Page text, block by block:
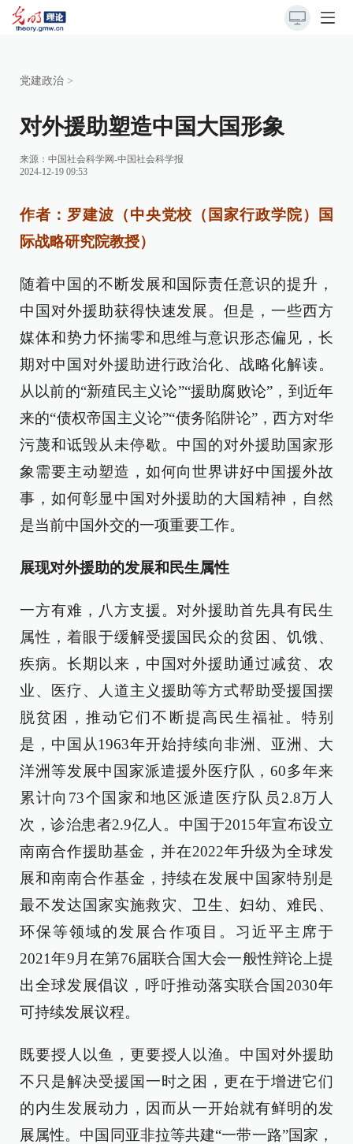
党建政治 >
对外援助塑造中国大国形象
来源： 中国社会科学网-中国社会科学报
2024-12-19 09:53
作者：罗建波（中央党校（国家行政学院）国
际战略研究院教授）
随着中国的不断发展和国际责任意识的提升，
中国对外援助获得快速发展。但是，一些西方
媒体和势力怀揣零和思维与意识形态偏见，长
期对中国对外援助进行政治化、战略化解读。
从以前的“新殖民主义论”“援助腐败论”，到近年
来的“债权帝国主义论”“债务陷阱论”，西方对华
污蔑和诋毁从未停歇。中国的对外援助国家形
象需要主动塑造，如何向世界讲好中国援外故
事，如何彰显中国对外援助的大国精神，自然
是当前中国外交的一项重要工作。
展现对外援助的发展和民生属性
一方有难，八方支援。对外援助首先具有民生
属性，着眼于缓解受援国民众的贫困、饥饿、
疾病。长期以来，中国对外援助通过减贫、农
业、医疗、人道主义援助等方式帮助受援国摆
脱贫困，推动它们不断提高民生福祉。特别
是，中国从1963年开始持续向非洲、亚洲、大
洋洲等发展中国家派遣援外医疗队，60多年来
累计向73个国家和地区派遣医疗队员2.8万人
次，诊治患者2.9亿人。中国于2015年宣布设立
南南合作援助基金，并在2022年升级为全球发
展和南南合作基金，持续在发展中国家特别是
最不发达国家实施救灾、卫生、妇幼、难民、
环保等领域的发展合作项目。习近平主席于
2021年9月在第76届联合国大会一般性辩论上提
出全球发展倡议，呼吁推动落实联合国2030年
可持续发展议程。
既要授人以鱼，更要授人以渔。中国对外援助
不只是解决受援国一时之困，更在于增进它们
的内生发展动力，因而从一开始就有鲜明的发
展属性。中国同亚非拉等共建“一带一路”国家，